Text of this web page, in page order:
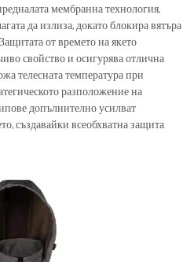
мембранна технология,
да излиза, докато блокира вятъра
от времето на якето
свойство и осигурява отлична
телесната температура при
разположение на
допълнително усилват
създавайки всеобхватна защита